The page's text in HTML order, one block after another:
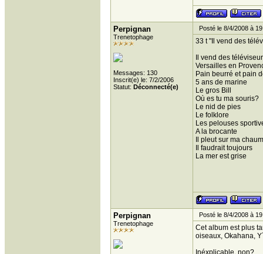
Perpignan
Trenetophage
Messages: 130
Inscrit(e) le: 7/2/2006
Statut: Déconnecté(e)
Posté le 8/4/2008 à
33 t "Il vend des
Il vend des
Versailles en
Pain beurré et pain
5 ans de marine
Le gros Bill
Où es tu ma souris?
Le nid de pies
Le folklore
Les pelouses
A la brocante
Il pleut sur ma
Il faudrait toujours
La mer est grise
Perpignan
Trenetophage
Posté le 8/4/2008 à
Cet album est plus
oiseaux, Okahana,
Inéxplicable, non?